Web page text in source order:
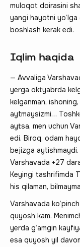
muloqot doirasini
yangi hayotni
boshlash kerak edi.
Iqlim haqida
— Avvaliga
yerga oktyabrda
kelganman,
aytmaysizmi…
aytsa, men uchun
edi. Biroq, odam
bejizga
Varshavada +27
Keyingi tashrifimda
his qilaman,
Varshavada
quyosh kam.
yerda g‘amgin
esa quyosh yil